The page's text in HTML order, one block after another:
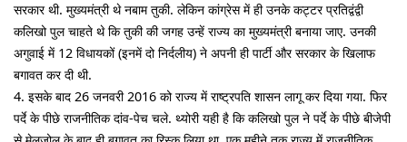
सरकार थी. मुख्यमंत्री थे नबाम तुकी. लेकिन कांग्रेस में ही उनके कट्टर प्रतिद्वंद्वी
कलिखो पुल चाहते थे कि तुकी की जगह उन्हें राज्य का मुख्यमंत्री बनाया जाए. उनकी
अगुवाई में 12 विधायकों (इनमें दो निर्दलीय) ने अपनी ही पार्टी और सरकार के खिलाफ
बगावत कर दी थी.
4. इसके बाद 26 जनवरी 2016 को राज्य में राष्ट्रपति शासन लागू कर दिया गया. फिर
पर्दे के पीछे राजनीतिक दांव-पेच चले. थ्योरी यही है कि कलिखो पुल ने पर्दे के पीछे बीजेपी